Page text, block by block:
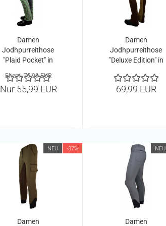
Damen
Jodhpurreithose
"Plaid Pocket" in
Ehem. 79,99 EUR
Nur 55,99 EUR
Damen
Jodhpurreithose
"Deluxe Edition" in
69,99 EUR
NEU -37%
Damen
NEU
Damen